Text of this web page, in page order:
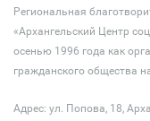
Региональная
«Архангельский Центр
осенью 1996 года как
гражданского общества
Адрес: ул. Попова, 18,